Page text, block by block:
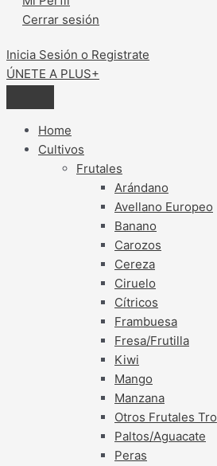
Cerrar sesión
Inicia Sesión o Registrate
ÚNETE A PLUS+
Home
Cultivos
Frutales
Arándano
Avellano Europeo
Banano
Carozos
Cereza
Ciruelo
Cítricos
Frambuesa
Fresa/Frutilla
Kiwi
Mango
Manzana
Otros Frutales
Paltos/Aguacate
Peras